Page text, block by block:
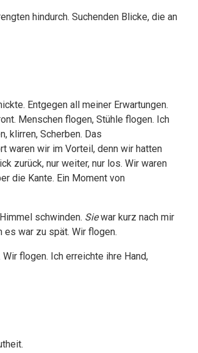
hindurch. Suchenden Blicke, die an
Entgegen all meiner Erwartungen.
Menschen flogen, Stühle flogen. Ich
klirren, Scherben. Das
waren wir im Vorteil, denn wir hatten
zurück, nur weiter, nur los. Wir waren
die Kante. Ein Moment von
schwinden. Siewar kurz nach mir
war zu spät. Wir flogen.
flogen. Ich erreichte ihre Hand,